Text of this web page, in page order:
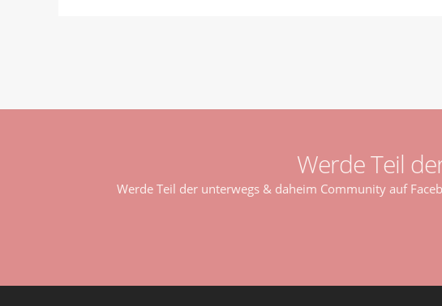
Werde Teil
Werde Teil der unterwegs & daheim Community auf